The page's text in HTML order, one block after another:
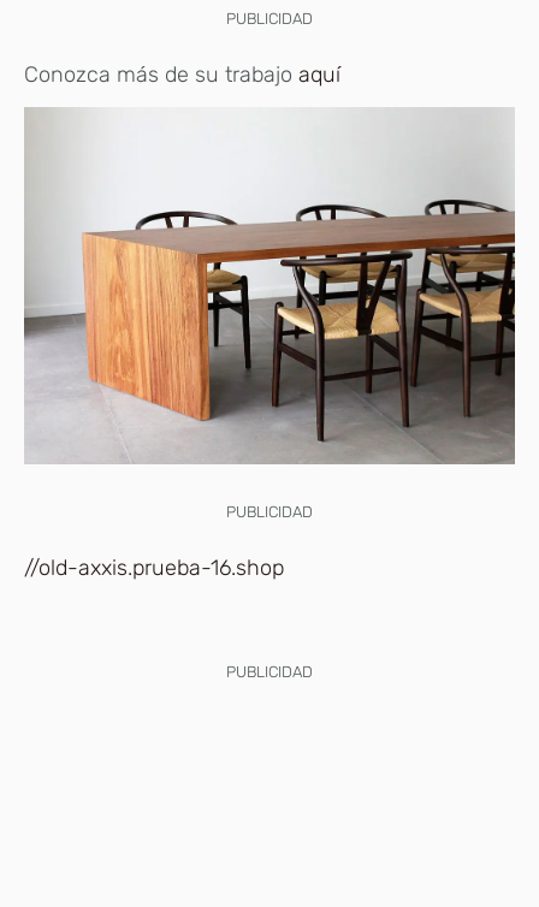
PUBLICIDAD
Conozca más de su trabajo aquí
PUBLICIDAD
//old-axxis.prueba-16.shop
PUBLICIDAD